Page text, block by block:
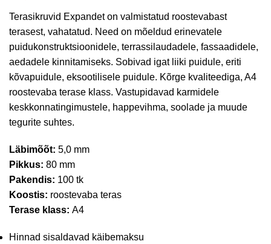
Terasikruvid Expandet on valmistatud roostevabast
terasest, vahatatud. Need on mõeldud erinevatele
puidukonstruktsioonidele, terrassilaudadele, fassaadidele,
aedadele kinnitamiseks. Sobivad igat liiki puidule, eriti
kõvapuidule, eksootilisele puidule. Kõrge kvaliteediga, A4
roostevaba terase klass. Vastupidavad karmidele
keskkonnatingimustele, happevihma, soolade ja muude
tegurite suhtes.
Läbimõõt: 5,0 mm
Pikkus: 80 mm
Pakendis: 100 tk
Koostis: roostevaba teras
Terase klass: A4
Hinnad sisaldavad käibemaksu